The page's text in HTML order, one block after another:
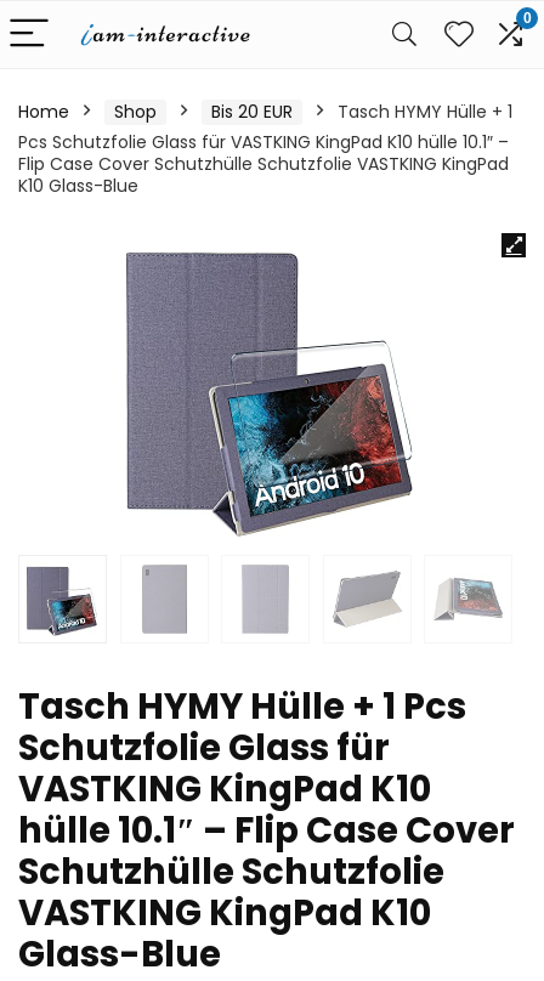
0
Home Shop Bis 20 EUR
Tasch HYMY Hülle + 1
Pcs Schutzfolie Glass für VASTKING KingPad K10 hülle 10.1″ –
Flip Case Cover Schutzhülle Schutzfolie VASTKING KingPad
K10 Glass-Blue
Tasch HYMY Hülle + 1 Pcs
Schutzfolie Glass für
VASTKING KingPad K10
hülle 10.1″ – Flip Case Cover
Schutzhülle Schutzfolie
VASTKING KingPad K10
Glass-Blue